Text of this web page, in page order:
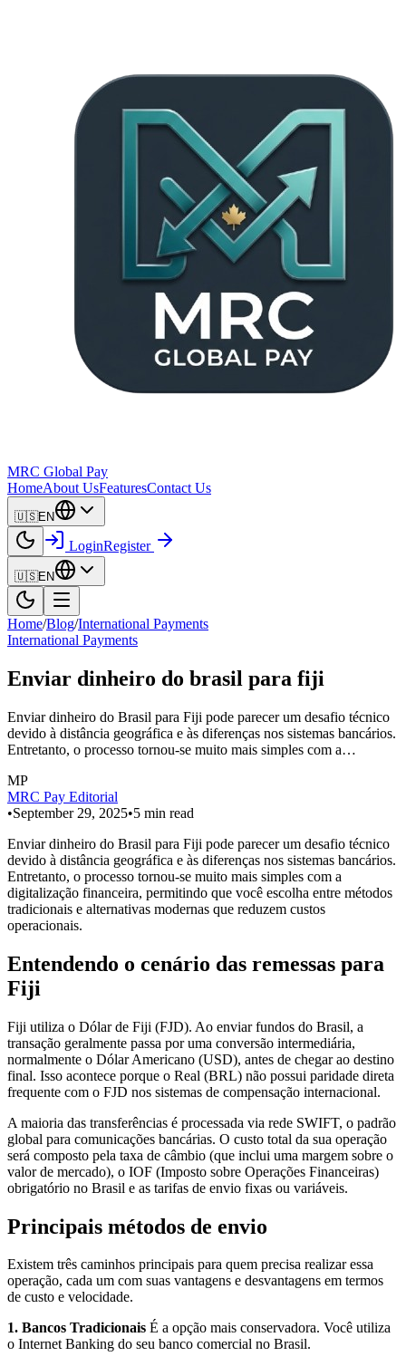
MRC Global Pay
HomeAbout UsFeaturesContact Us
🇺🇸EN
LoginRegister
🇺🇸EN
Home/Blog/International Payments
International Payments
Enviar dinheiro do brasil para fiji
Enviar dinheiro do Brasil para Fiji pode parecer um desafio técnico
devido à distância geográfica e às diferenças nos sistemas bancários.
Entretanto, o processo tornou-se muito mais simples com a…
MP
MRC Pay Editorial
•September 29, 2025•5 min read
Enviar dinheiro do Brasil para Fiji pode parecer um desafio técnico
devido à distância geográfica e às diferenças nos sistemas bancários.
Entretanto, o processo tornou-se muito mais simples com a
digitalização financeira, permitindo que você escolha entre métodos
tradicionais e alternativas modernas que reduzem custos
operacionais.
Entendendo o cenário das remessas para
Fiji
Fiji utiliza o Dólar de Fiji (FJD). Ao enviar fundos do Brasil, a
transação geralmente passa por uma conversão intermediária,
normalmente o Dólar Americano (USD), antes de chegar ao destino
final. Isso acontece porque o Real (BRL) não possui paridade direta
frequente com o FJD nos sistemas de compensação internacional.
A maioria das transferências é processada via rede SWIFT, o padrão
global para comunicações bancárias. O custo total da sua operação
será composto pela taxa de câmbio (que inclui uma margem sobre o
valor de mercado), o IOF (Imposto sobre Operações Financeiras)
obrigatório no Brasil e as tarifas de envio fixas ou variáveis.
Principais métodos de envio
Existem três caminhos principais para quem precisa realizar essa
operação, cada um com suas vantagens e desvantagens em termos
de custo e velocidade.
1. Bancos Tradicionais É a opção mais conservadora. Você utiliza
o Internet Banking do seu banco comercial no Brasil.